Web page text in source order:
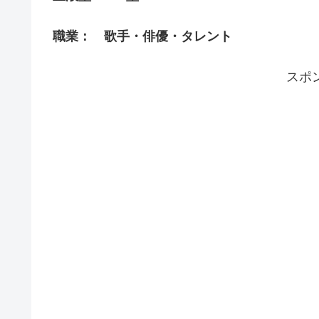
職業： 歌手・俳優・タレント
スポ